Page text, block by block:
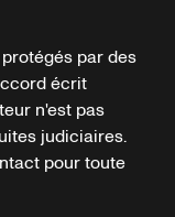
par des
écrit
n'est pas
judiciaires.
pour toute